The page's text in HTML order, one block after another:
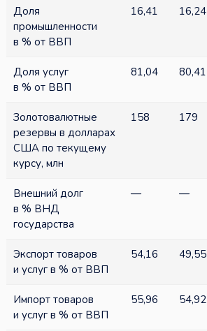
Доля
промышленности
в % от ВВП
16,41 16,24
Доля услуг
в % от ВВП
81,04 80,41
Золотовалютные
резервы в долларах
США по текущему
курсу, млн
158 179
Внешний долг
в % ВНД
государства
— —
Экспорт товаров
и услуг в % от ВВП
54,16 49,55
Импорт товаров
и услуг в % от ВВП
55,96 54,92